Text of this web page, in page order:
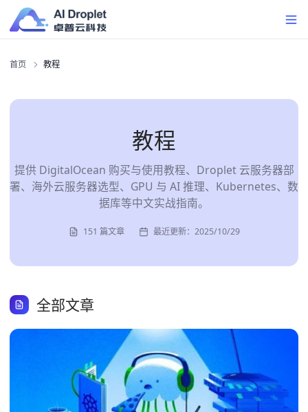
首页 教程
教程
提供 DigitalOcean 购买与使用教程、Droplet 云服务器部
署、海外云服务器选型、GPU 与 AI 推理、Kubernetes、数
据库等中文实战指南。
151 篇文章 最近更新： 2025/10/29
全部文章